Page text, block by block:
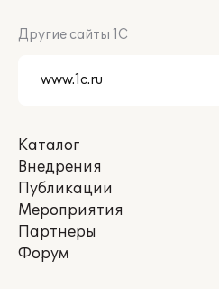
Другие сайты 1С
Каталог
Внедрения
Публикации
Мероприятия
Партнеры
Форум